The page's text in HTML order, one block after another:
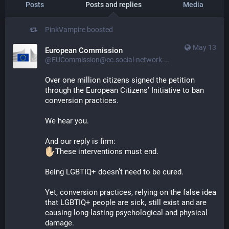
Posts Posts and replies Media
PinkVampire boosted
May 13
European Commission
@EUCommission@ec.social-network.europa.eu
Over one million citizens signed the petition
through the European Citizens’ Initiative to ban
conversion practices.
We hear you.
And our reply is firm:
These interventions must end.
Being LGBTIQ+ doesn’t need to be cured.
Yet, conversion practices, relying on the false idea
that LGBTIQ+ people are sick, still exist and are
causing long-lasting psychological and physical
damage.